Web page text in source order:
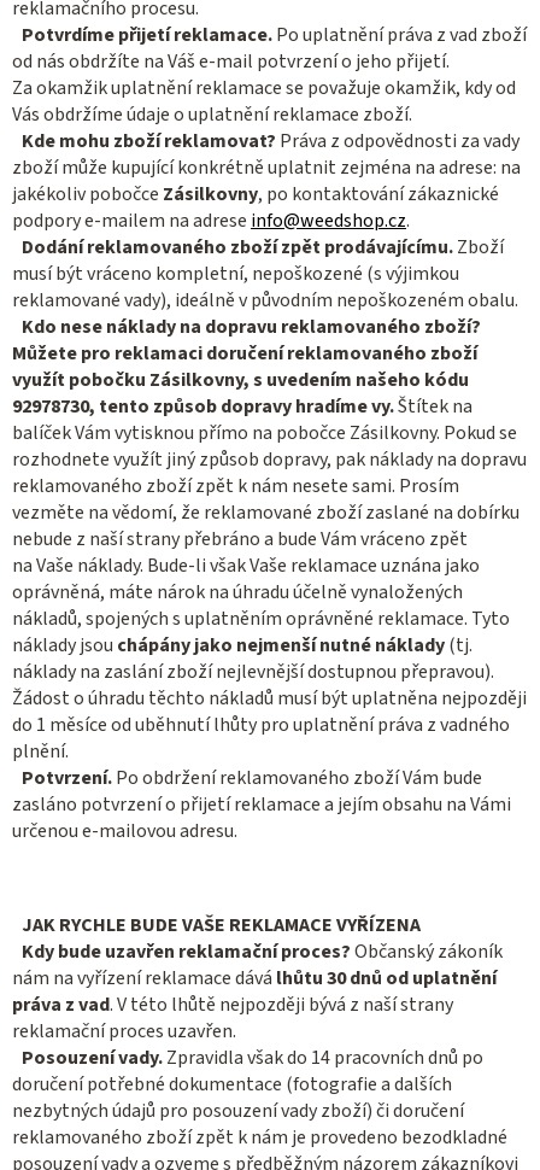
reklamačního procesu.
Potvrdíme přijetí reklamace.Po uplatnění práva z vad zboží
od nás obdržíte na Váš e-mail potvrzení o jeho přijetí.
Za okamžik uplatnění reklamace se považuje okamžik, kdy od
Vás obdržíme údaje o uplatnění reklamace zboží.
Kde mohu zboží reklamovat? Práva z odpovědnosti za vady
zboží může kupující konkrétně uplatnit zejména na adrese: na
jakékoliv pobočce Zásilkovny, po kontaktování zákaznické
podpory e-mailem na adrese info@weedshop.cz.
Dodání reklamovaného zboží zpět prodávajícímu.Zboží
musí být vráceno kompletní, nepoškozené (s výjimkou
reklamované vady), ideálně v původním nepoškozeném obalu.
Kdo nese náklady na dopravu reklamovaného zboží?
Můžete pro reklamaci doručení reklamovaného zboží
využít pobočku Zásilkovny, s uvedením našeho kódu
92978730, tento způsob dopravy hradíme vy.Štítek na
balíček Vám vytisknou přímo na pobočce Zásilkovny. Pokud se
rozhodnete využít jiný způsob dopravy, pak náklady na dopravu
reklamovaného zboží zpět k nám nesete sami. Prosím
vezměte na vědomí, že reklamované zboží zaslané na dobírku
nebude z naší strany přebráno a bude Vám vráceno zpět
na Vaše náklady. Bude-li však Vaše reklamace uznána jako
oprávněná, máte nárok na úhradu účelně vynaložených
nákladů, spojených s uplatněním oprávněné reklamace. Tyto
náklady jsou chápány jako nejmenší nutné náklady(tj.
náklady na zaslání zboží nejlevnější dostupnou přepravou).
Žádost o úhradu těchto nákladů musí být uplatněna nejpozději
do 1 měsíce od uběhnutí lhůty pro uplatnění práva z vadného
plnění.
Potvrzení.Po obdržení reklamovaného zboží Vám bude
zasláno potvrzení o přijetí reklamace a jejím obsahu na Vámi
určenou e-mailovou adresu.
JAK RYCHLE BUDE VAŠE REKLAMACE VYŘÍZENA
Kdy bude uzavřen reklamační proces?Občanský zákoník
nám na vyřízení reklamace dává lhůtu 30 dnů od uplatnění
práva z vad. V této lhůtě nejpozději bývá z naší strany
reklamační proces uzavřen.
Posouzení vady.Zpravidla však do 14 pracovních dnů po
doručení potřebné dokumentace (fotografie a dalších
nezbytných údajů pro posouzení vady zboží) či doručení
reklamovaného zboží zpět k nám je provedeno bezodkladné
posouzení vady a ozveme s předběžným názorem zákazníkovi